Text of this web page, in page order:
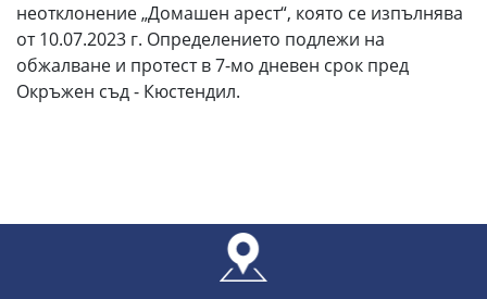
неотклонение „Домашен арест“, която се изпълнява
от 10.07.2023 г. Определението подлежи на
обжалване и протест в 7-мо дневен срок пред
Окръжен съд - Кюстендил.